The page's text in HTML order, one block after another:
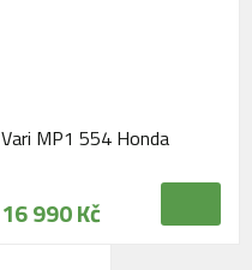
Vari MP1 554 Honda
16 990 Kč